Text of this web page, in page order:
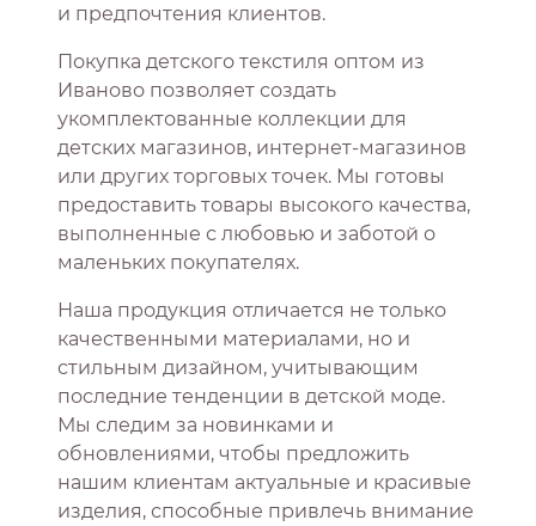
и предпочтения клиентов.
Покупка детского текстиля оптом из
Иваново позволяет создать
укомплектованные коллекции для
детских магазинов, интернет-магазинов
или других торговых точек. Мы готовы
предоставить товары высокого качества,
выполненные с любовью и заботой о
маленьких покупателях.
Наша продукция отличается не только
качественными материалами, но и
стильным дизайном, учитывающим
последние тенденции в детской моде.
Мы следим за новинками и
обновлениями, чтобы предложить
нашим клиентам актуальные и красивые
изделия, способные привлечь внимание